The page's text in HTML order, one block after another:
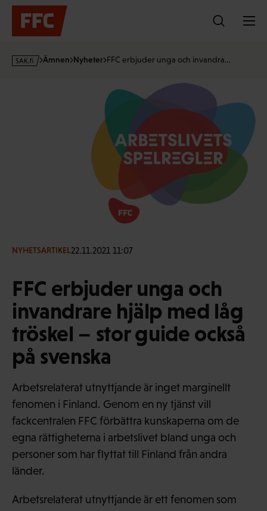
Hoppa
innehållet
s
Ämnen Nyheter FFC erbjuder unga och invandra…
NYHETSARTIKEL22.11.2021 11:07
FFC erbjuder unga och
invandrare hjälp med låg
tröskel – stor guide också
på svenska
Arbetsrelaterat utnyttjande är inget marginellt
fenomen i Finland. Genom en ny tjänst vill
fackcentralen FFC förbättra kunskaperna om de
egna rättigheterna i arbetslivet bland unga och
personer som har flyttat till Finland från andra
länder.
Arbetsrelaterat utnyttjande är ett fenomen som